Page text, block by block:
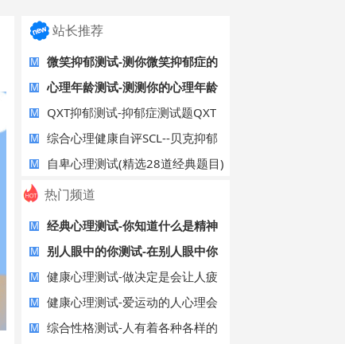
站长推荐
M
微笑抑郁测试-测你微笑抑郁症的
指数
M
心理年龄测试-测测你的心理年龄
有几岁？
M QXT抑郁测试-抑郁症测试题QXT
M
综合心理健康自评SCL--贝克抑郁
自评表（
M 自卑心理测试(精选28道经典题目)
热门频道
M
经典心理测试-你知道什么是精神
内耗吗？
M
别人眼中的你测试-在别人眼中你
是什么婊
M
健康心理测试-做决定是会让人疲
惫的
M
健康心理测试-爱运动的人心理会
更健康
M
综合性格测试-人有着各种各样的